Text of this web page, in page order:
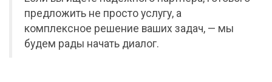
предложить не просто услугу, а
комплексное решение ваших задач, — мы
будем рады начать диалог.